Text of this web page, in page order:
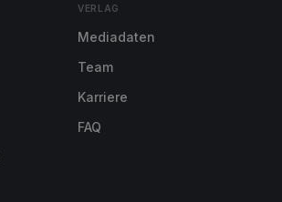
VERLAG
Mediadaten
Team
Karriere
FAQ